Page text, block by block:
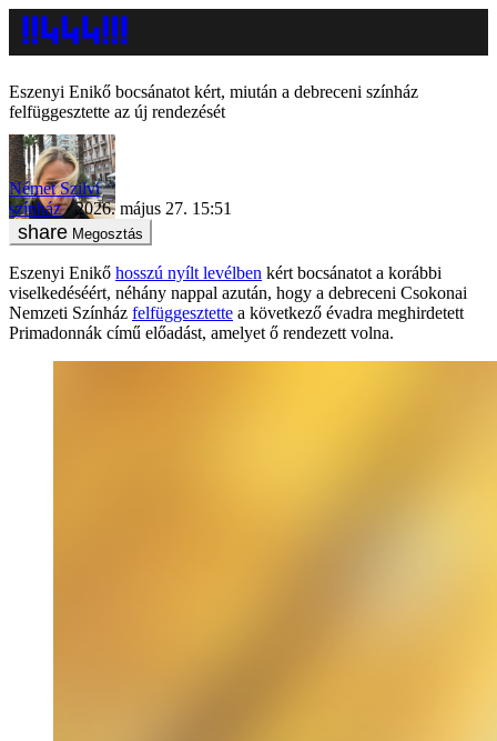
Eszenyi Enikő bocsánatot kért, miután a debreceni színház
felfüggesztette az új rendezését
Német Szilvi
színház
2026. május 27. 15:51
Megosztás
Eszenyi Enikő hosszú nyílt levélben kért bocsánatot a korábbi
viselkedéséért, néhány nappal azután, hogy a debreceni Csokonai
Nemzeti Színház felfüggesztette a következő évadra meghirdetett
Primadonnák című előadást, amelyet ő rendezett volna.